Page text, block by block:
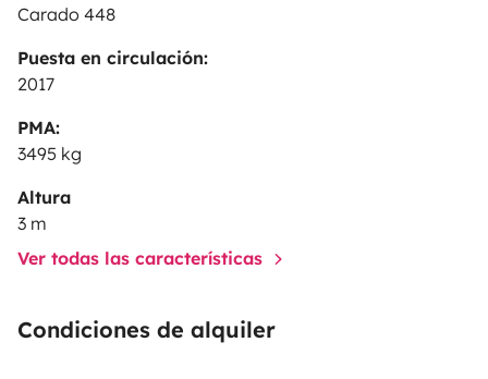
Carado 448
Puesta en circulación:
2017
PMA:
3495 kg
Altura
3 m
Ver todas las características
Condiciones de alquiler